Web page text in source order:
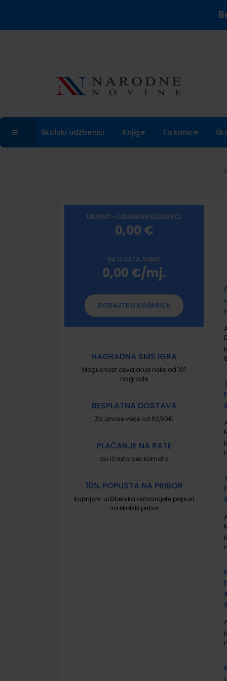
Školski udžbenici Knjige Tiskanice
UKUPNO - ODABRANI UDŽBENICI
0,00 €
NA 12 RATA, SAMO
0,00 €/mj.
DODAJTE U KOŠARICU
NAGRADNA SMS IGRA
Mogućnost osvajanja neke od 101
nagrade
BESPLATNA DOSTAVA
Za iznose veće od 62,50€
PLAĆANJE NA RATE
do 12 rata bez kamata
10% POPUSTA NA PRIBOR
Kupnjom udžbenika ostvarujete popust
na školski pribor